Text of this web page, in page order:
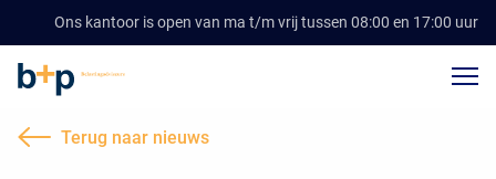
Ons kantoor is open van ma t/m vrij tussen 08:00 en 17:00 uur
Terug naar nieuws